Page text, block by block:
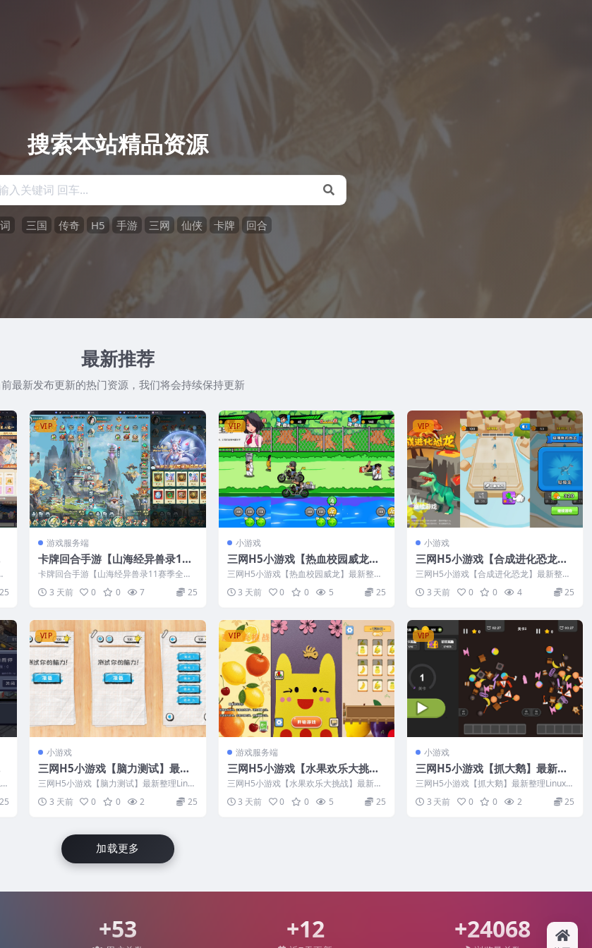
搜索本站精品资源
三国 传奇 H5 手游 三网 仙侠 卡牌 回合
最新推荐
最新发布更新的热门资源，我们将会持续保持更新
25
VIP
游戏服务端
卡牌回合手游【山海经异兽录11
赛季全人物代金券内购版】最新整
理Win系服务端+授权GM后台+管
理后台+热更修改工具+安卓+视频
卡牌回合手游【山海经异兽录11赛季全人
物代金券内购版】最新整理Win系服务端
+授...3 天前 0 0 7 25
VIP
小游戏
三网H5小游戏【热血校园威龙】
最新整理Linux手工服务端+安卓
三网H5小游戏【热血校园威龙】最新整理
Linux手工服务端+安卓
3 天前 0 0 5 25
VIP
小游戏
三网H5小游戏【合成进化恐龙】
最新整理Linux手工服务端+安卓
三网H5小游戏【合成进化恐龙】最新整理
Linux手工服务端+安卓
3 天前 0 0 4 25
25
VIP
小游戏
三网H5小游戏【脑力测试】最新
整理Linux手工服务端+安卓
三网H5小游戏【脑力测试】最新整理Linux
3 天前 0 0 2 25
VIP
游戏服务端
三网H5小游戏【水果欢乐大挑
战】最新整理Linux手工服务端
+安卓
三网H5小游戏【水果欢乐大挑战】最新整
理Linux手工服务端+安卓
3 天前 0 0 5 25
VIP
小游戏
三网H5小游戏【抓大鹅】最新整
理Linux手工服务端+安卓
三网H5小游戏【抓大鹅】最新整理Linux手
3 天前 0 0 2 25
加载更多
+53 +12 +24068